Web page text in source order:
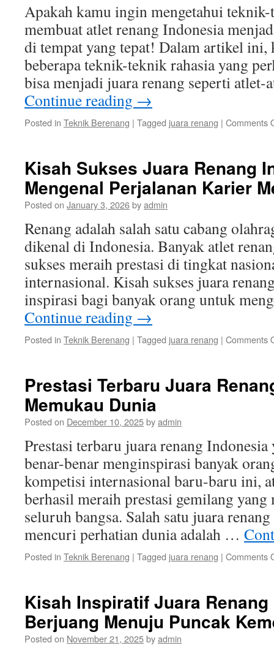
Apakah kamu ingin mengetahui
membuat atlet renang Indonesia
di tempat yang tepat! Dalam artikel ini,
beberapa teknik-teknik rahasia yang
bisa menjadi juara renang seperti
Continue reading →
Posted in Teknik Berenang | Tagged juara renang | Comments
Kisah Sukses Juara Renang
Mengenal Perjalanan Karier
Posted on January 3, 2026byadmin
Renang adalah salah satu cabang
dikenal di Indonesia. Banyak atlet
sukses meraih prestasi di tingkat
internasional. Kisah sukses juara
inspirasi bagi banyak orang untuk
Continue reading →
Posted in Teknik Berenang | Tagged juara renang | Comments
Prestasi Terbaru Juara
Memukau Dunia
Posted on December 10, 2025byadmin
Prestasi terbaru juara renang
benar-benar menginspirasi banyak
kompetisi internasional baru-baru ini,
berhasil meraih prestasi gemilang yang
seluruh bangsa. Salah satu juara
mencuri perhatian dunia adalah …
Posted in Teknik Berenang | Tagged juara renang | Comments
Kisah Inspiratif Juara
Berjuang Menuju Puncak
Posted on November 21, 2025byadmin